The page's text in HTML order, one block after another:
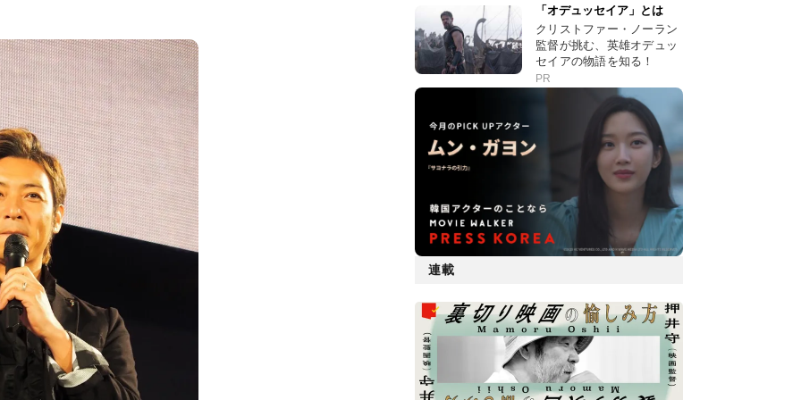
「オデュッセイア」とは
クリストファー・ノーラン
監督が挑む、英雄オデュッ
セイアの物語を知る！
PR
連載